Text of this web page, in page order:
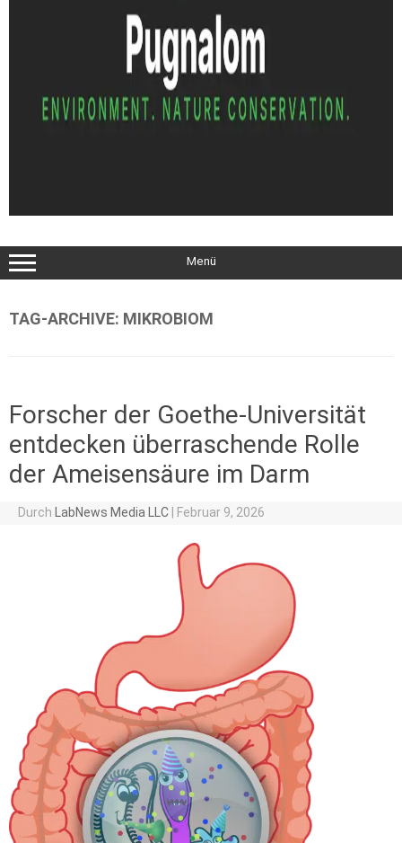
Menü
TAG-ARCHIVE: MIKROBIOM
Forscher der Goethe-Universität
entdecken überraschende Rolle
der Ameisensäure im Darm
Durch LabNews Media LLC Februar 9, 2026